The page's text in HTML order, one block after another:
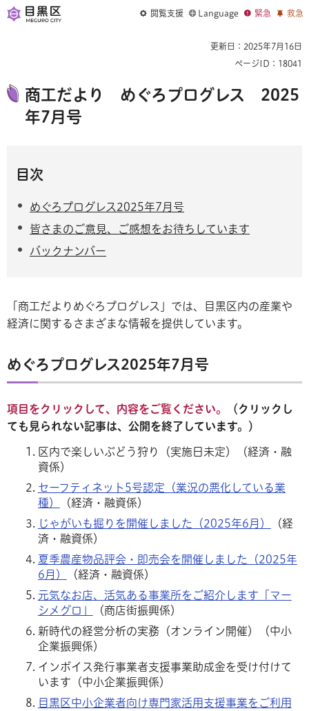
閲覧支援 Language 緊急 救急
更新日：2025年7月16日
ページID：18041
商工だより めぐろプログレス 2025
年7月号
目次
めぐろプログレス2025年7月号
皆さまのご意見、ご感想をお待ちしています
バックナンバー
「商工だよりめぐろプログレス」では、目黒区内の産業や
経済に関するさまざまな情報を提供しています。
めぐろプログレス2025年7月号
項目をクリックして、内容をご覧ください。
（クリックし
ても見られない記事は、公開を終了しています。）
区内で楽しいぶどう狩り（実施日未定）（経済・融
資係）
セーフティネット5号認定（業況の悪化している業
種）
（経済・融資係）
じゃがいも掘りを開催しました（2025年6月）
（経
済・融資係）
夏季農産物品評会・即売会を開催しました（2025年
6月）
（経済・融資係）
元気なお店、活気ある事業所をご紹介します「マー
シメグロ」
（商店街振興係）
新時代の経営分析の実務（オンライン開催）（中小
企業振興係）
インボイス発行事業者支援事業助成金を受け付けて
います（中小企業振興係）
目黒区中小企業者向け専門家活用支援事業をご利用